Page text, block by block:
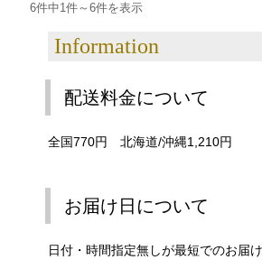
6件中1件～6件を表示
Information
配送料金について
全国770円 北海道/沖縄1,210円
お届け日について
日付・時間指定無しが最短でのお届け